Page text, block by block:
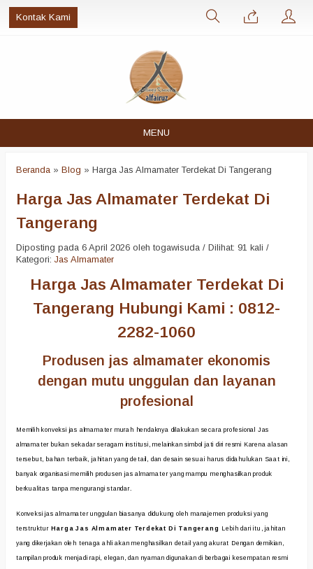
Kontak Kami
MENU
Beranda » Blog » Harga Jas Almamater Terdekat Di Tangerang
Harga Jas Almamater Terdekat Di
Tangerang
Diposting pada 6 April 2026 oleh togawisuda / Dilihat: 91 kali /
Kategori: Jas Almamater
Harga Jas Almamater Terdekat Di
Tangerang Hubungi Kami : 0812-
2282-1060
Produsen jas almamater ekonomis
dengan mutu unggulan dan layanan
profesional
Memilih konveksi jas almamater murah hendaknya dilakukan secara profesional Jas
almamater bukan sekadar seragam institusi, melainkan simbol jati diri resmi Karena alasan
tersebut, bahan terbaik, jahitan yang detail, dan desain sesuai harus didahulukan Saat ini,
banyak organisasi memilih produsen jas almamater yang mampu menghasilkan produk
berkualitas tanpa mengurangi standar.
Konveksi jas almamater unggulan biasanya didukung oleh manajemen produksi yang
terstruktur Harga Jas Almamater Terdekat Di Tangerang Lebih dari itu, jahitan
yang dikerjakan oleh tenaga ahli akan menghasilkan detail yang akurat Dengan demikian,
tampilan produk menjadi rapi, elegan, dan nyaman digunakan di berbagai kesempatan resmi